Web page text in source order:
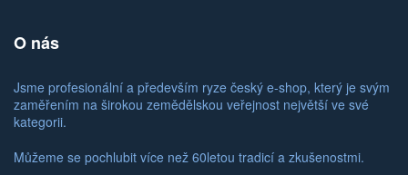
O nás
Jsme profesionální a především ryze český e-shop, který je svým
zaměřením na širokou zemědělskou veřejnost největší ve své
kategorii.
Můžeme se pochlubit více než 60letou tradicí a zkušenostmi.